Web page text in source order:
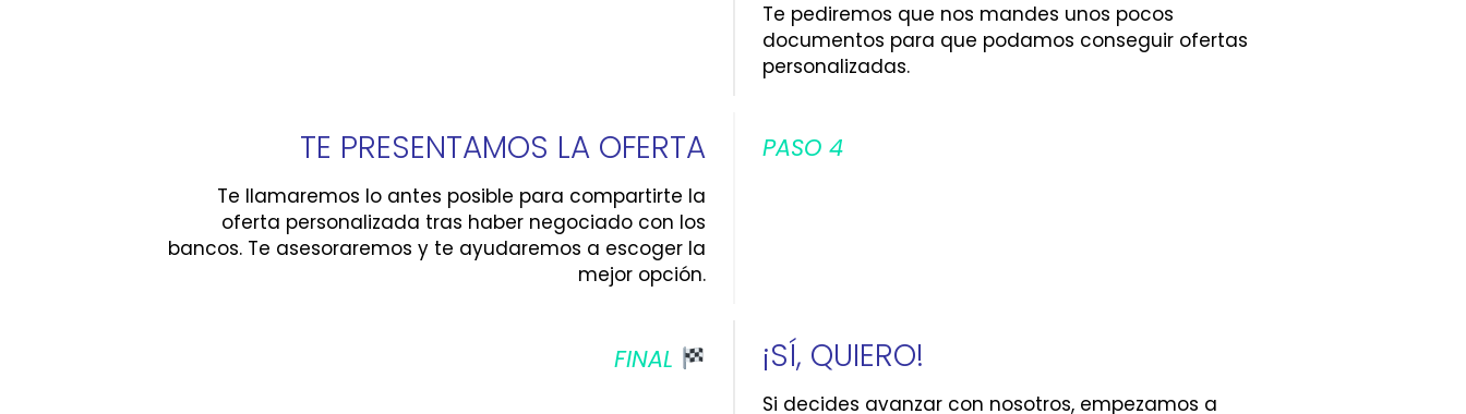
Te pediremos que nos mandes unos pocos
documentos para que podamos conseguir ofertas
personalizadas.
PASO 4
TE PRESENTAMOS LA OFERTA
Te llamaremos lo antes posible para compartirte la
oferta personalizada tras haber negociado con los
bancos. Te asesoraremos y te ayudaremos a escoger la
mejor opción.
FINAL ¡SÍ, QUIERO!
Si decides avanzar con nosotros, empezamos a